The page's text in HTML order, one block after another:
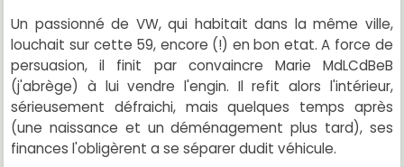
Un passionné de VW, qui habitait dans la même ville,
louchait sur cette 59, encore (!) en bon etat. A force de
persuasion, il finit par convaincre Marie MdLCdBeB
(j'abrège) à lui vendre l'engin. Il refit alors l'intérieur,
sérieusement défraichi, mais quelques temps après
(une naissance et un déménagement plus tard), ses
finances l'obligèrent a se séparer dudit véhicule.